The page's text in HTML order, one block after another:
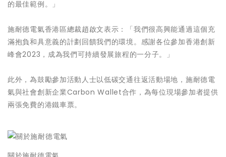
的最佳範例。」
施耐德電氣香港區總裁趙啟文表示：「我們很高興能通過這個充
滿抱負和具意義的計劃回饋我們的環境。感謝各位參加香港創新
峰會2023，成為我們可持續發展旅程的一分子。」
此外，為鼓勵參加活動人士以低碳交通往返活動場地，施耐德電
氣與社會創新企業Carbon Wallet合作，為每位現場參加者提供
兩張免費的港鐵車票。